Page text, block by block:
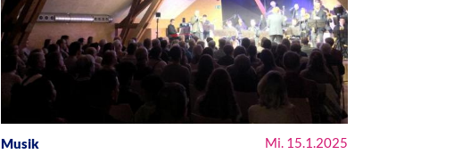
Musik Mi. 15.1.2025